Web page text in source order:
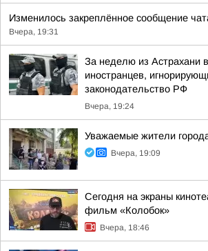
Изменилось закреплённое сообщение
Вчера, 19:31
За неделю из Астрахани
иностранцев,
законодательство РФ
Вчера, 19:24
Уважаемые жители
Вчера, 19:09
Сегодня на экраны
фильм «Колобок»
Вчера, 18:46